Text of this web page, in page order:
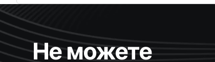
Не можете